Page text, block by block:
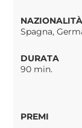
NAZIONALITÀ
Spagna,
DURATA
90 min.
PREMI